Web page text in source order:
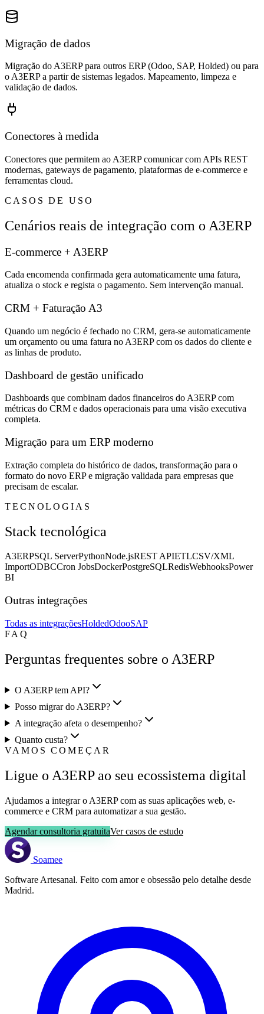
Migração de dados
Migração do A3ERP para outros ERP (Odoo, SAP, Holded) ou para
o A3ERP a partir de sistemas legados. Mapeamento, limpeza e
validação de dados.
Conectores à medida
Conectores que permitem ao A3ERP comunicar com APIs REST
modernas, gateways de pagamento, plataformas de e-commerce e
ferramentas cloud.
CASOS DE USO
Cenários reais de integração com o A3ERP
E-commerce + A3ERP
Cada encomenda confirmada gera automaticamente uma fatura,
atualiza o stock e regista o pagamento. Sem intervenção manual.
CRM + Faturação A3
Quando um negócio é fechado no CRM, gera-se automaticamente
um orçamento ou uma fatura no A3ERP com os dados do cliente e
as linhas de produto.
Dashboard de gestão unificado
Dashboards que combinam dados financeiros do A3ERP com
métricas do CRM e dados operacionais para uma visão executiva
completa.
Migração para um ERP moderno
Extração completa do histórico de dados, transformação para o
formato do novo ERP e migração validada para empresas que
precisam de escalar.
TECNOLOGIAS
Stack tecnológica
A3ERPSQL ServerPythonNode.jsREST APIETLCSV/XML
ImportODBCCron JobsDockerPostgreSQLRedisWebhooksPower
BI
Outras integrações
Todas as integraçõesHoldedOdooSAP
FAQ
Perguntas frequentes sobre o A3ERP
O A3ERP tem API?
Posso migrar do A3ERP?
A integração afeta o desempenho?
Quanto custa?
VAMOS COMEÇAR
Ligue o A3ERP ao seu ecossistema digital
Ajudamos a integrar o A3ERP com as suas aplicações web, e-
commerce e CRM para automatizar a sua gestão.
Agendar consultoria gratuitaVer casos de estudo
Soamee
Software Artesanal. Feito com amor e obsessão pelo detalhe desde
Madrid.